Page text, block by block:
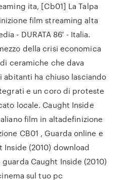
ita, [Cb01] La Talpa
film streaming alta
- DURATA 86′ - Italia.
della crisi economica
ceramiche che dava
abitanti ha chiuso lasciando
e un coro di proteste
locale. Caught Inside
film in altadefinizione
CB01 , Guarda online e
Inside (2010) download
guarda Caught Inside (2010)
sul tuo pc